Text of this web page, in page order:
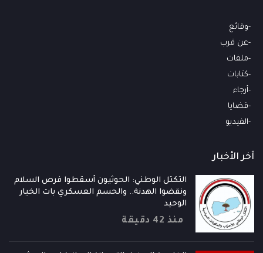
وقائع
عن قرب
ملفات
كتابات
أرجاء
قضايا
الفيديو
آخر الأخبار
التكتل الوطني: الحوثيون أسقطوا فرص السلام
ونقضوا الهدنة.. والحسم العسكري بات الخيار
الوحيد
منذ 42 دقيقة